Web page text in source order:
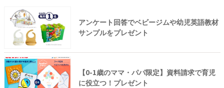
アンケート回答でベビージムや幼児英語教材
サンプルをプレゼント
【0-1歳のママ・パパ限定】資料請求で育児
に役立つ！プレゼント